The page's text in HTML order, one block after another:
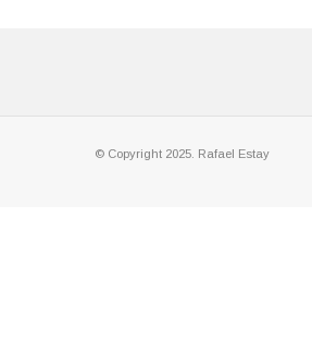
© Copyright 2025. Rafael Estay